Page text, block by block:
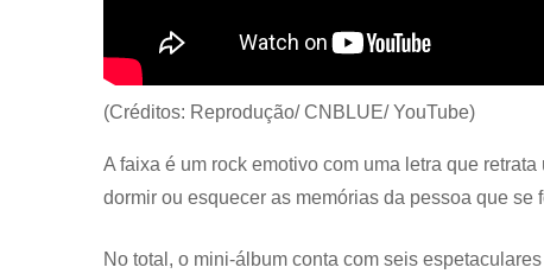
(Créditos: Reprodução/ CNBLUE/ YouTube)
A faixa é um rock emotivo com uma letra que
dormir ou esquecer as memórias da pessoa que se
No total, o mini-álbum conta com seis espetaculares